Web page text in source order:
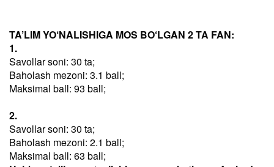
TA’LIM YO‘NALISHIGA MOS BO‘LGAN 2 TA FAN:
1.
Savollar soni: 30 ta;
Baholash mezoni: 3.1 ball;
Maksimal ball: 93 ball;
2.
Savollar soni: 30 ta;
Baholash mezoni: 2.1 ball;
Maksimal ball: 63 ball;